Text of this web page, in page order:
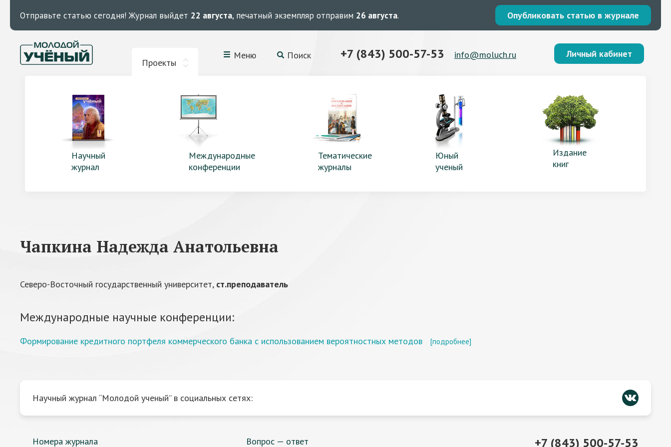
Отправьте статью сегодня! Журнал выйдет 22 августа, печатный экземпляр отправим 26 августа. Опубликовать статью в журнале
Проекты
Меню Поиск +7 (843) 500-57-53 info@moluch.ru Личный кабинет
Научный
журнал
Международные
конференции
Тематические
журналы
Юный
ученый
Издание
книг
Чапкина Надежда Анатольевна
Северо-Восточный государственный университет, ст.преподаватель
Международные научные конференции:
Формирование кредитного портфеля коммерческого банка с использованием вероятностных методов [подробнее]
Научный журнал “Молодой ученый” в социальных сетях:
Номера журнала Вопрос — ответ +7 (843) 500-57-53